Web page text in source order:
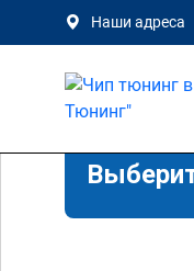
Наши адреса